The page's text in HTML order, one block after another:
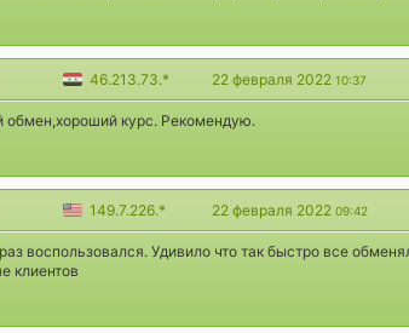
46.213.73.* 22 февраля 2022 10:37
обмен,хороший курс. Рекомендую.
149.7.226.* 22 февраля 2022 09:42
воспользовался. Удивило что так быстро все
клиентов